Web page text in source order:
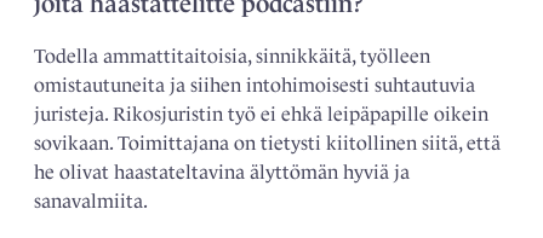
Todella ammattitaitoisia, ­sinnikkäitä, työlleen
omistautuneita ja ­siihen intohimoisesti ­suhtautuvia
juristeja. Rikosjuristin työ ei ehkä leipä­papille oikein
sovikaan. Toimittajana on tietysti kiitollinen siitä, että
he olivat haastateltavina ­älyttömän hyviä ja
sanavalmiita.